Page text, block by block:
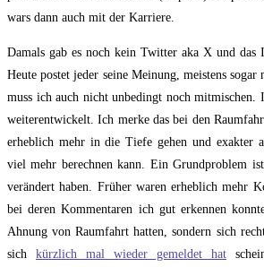
wars dann auch mit der Karriere.
Damals gab es noch kein Twitter aka X und das
Heute postet jeder seine Meinung, meistens
muss ich auch nicht unbedingt noch mitmischen.
weiterentwickelt. Ich merke das bei den
erheblich mehr in die Tiefe gehen und exakter
viel mehr berechnen kann. Ein Grundproblem
verändert haben. Früher waren erheblich mehr
bei deren Kommentaren ich gut erkennen
Ahnung von Raumfahrt hatten, sondern sich
sich kürzlich mal wieder gemeldet hat